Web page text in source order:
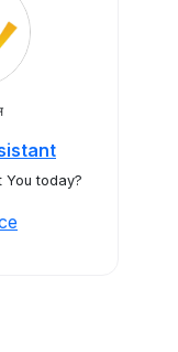
You today?